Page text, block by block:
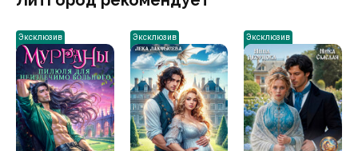
Эксклюзив Эксклюзив Эксклюзив